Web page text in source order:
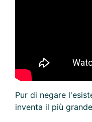
Pur di negare
inventa il più